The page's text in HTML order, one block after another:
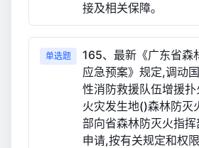
接及相关保障。
单选题
165、最新《广东省森
应急预案》规定,调动
性消防救援队伍增援扑
火灾发生地()森林防灭
部向省森林防灭火指挥
申请,按有关规定和权